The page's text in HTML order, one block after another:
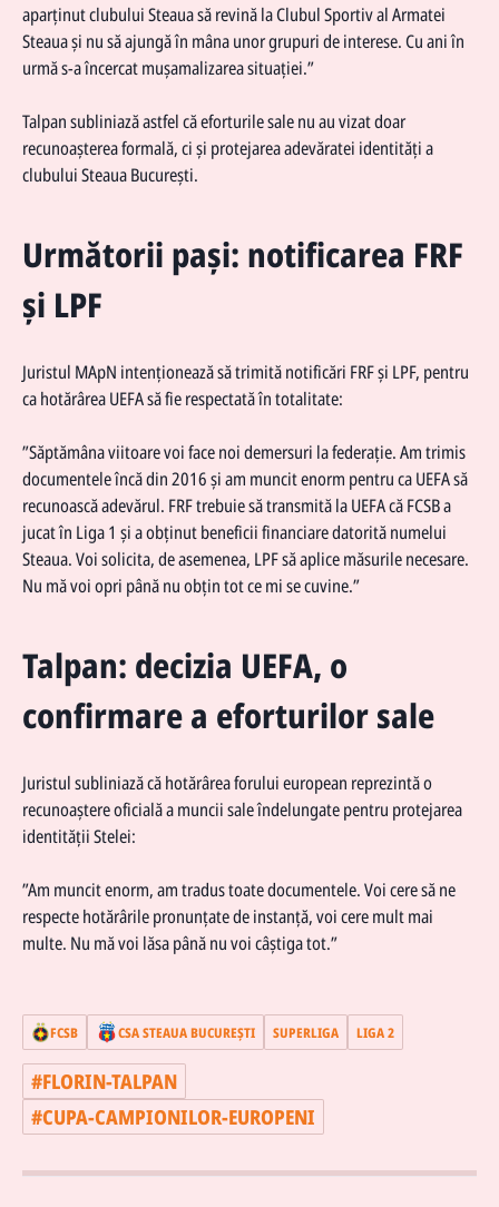
aparținut clubului Steaua să revină la Clubul Sportiv al Armatei
Steaua și nu să ajungă în mâna unor grupuri de interese. Cu ani în
urmă s-a încercat mușamalizarea situației.”
Talpan subliniază astfel că eforturile sale nu au vizat doar
recunoașterea formală, ci și protejarea adevăratei identități a
clubului Steaua București.
Următorii pași: notificarea FRF
și LPF
Juristul MApN intenționează să trimită notificări FRF și LPF, pentru
ca hotărârea UEFA să fie respectată în totalitate:
”Săptămâna viitoare voi face noi demersuri la federație. Am trimis
documentele încă din 2016 și am muncit enorm pentru ca UEFA să
recunoască adevărul. FRF trebuie să transmită la UEFA că FCSB a
jucat în Liga 1 și a obținut beneficii financiare datorită numelui
Steaua. Voi solicita, de asemenea, LPF să aplice măsurile necesare.
Nu mă voi opri până nu obțin tot ce mi se cuvine.”
Talpan: decizia UEFA, o
confirmare a eforturilor sale
Juristul subliniază că hotărârea forului european reprezintă o
recunoaștere oficială a muncii sale îndelungate pentru protejarea
identității Stelei:
”Am muncit enorm, am tradus toate documentele. Voi cere să ne
respecte hotărârile pronunțate de instanță, voi cere mult mai
multe. Nu mă voi lăsa până nu voi câștiga tot.”
FCSB CSA STEAUA BUCUREŞTI SUPERLIGA LIGA 2
#FLORIN-TALPAN
#CUPA-CAMPIONILOR-EUROPENI